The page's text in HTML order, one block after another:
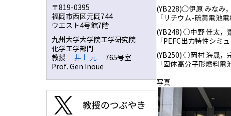
〒819-0395
福岡市西区元岡744
ウエスト4号館7階
九州大学大学院工学研究院
化学工学部門
教授 井上 元 765号室
Prof. Gen Inoue
(YB228)○伊原 みなみ
「リチウム-硫黄電池
(YB248) ○中野 佳太，
「PEFC出力特性シミ
(YB250) ○岡村 海晟，
「固体高分子形燃料電
写真